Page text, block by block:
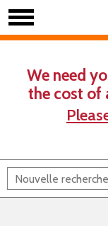
We need
the cost of